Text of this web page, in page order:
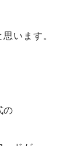
います。
の